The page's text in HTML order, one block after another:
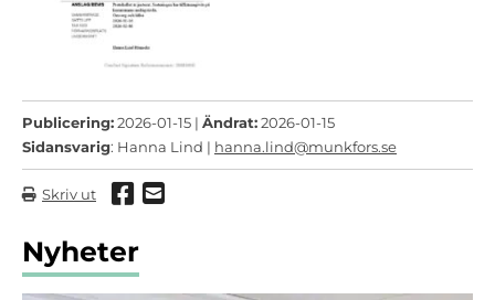
Publicering:2026-01-15 | Ändrat:2026-01-15
Sidansvarig: Hanna Lind | hanna.lind@munkfors.se
Skriv ut Dela via Facebook
Dela via mail
Nyheter